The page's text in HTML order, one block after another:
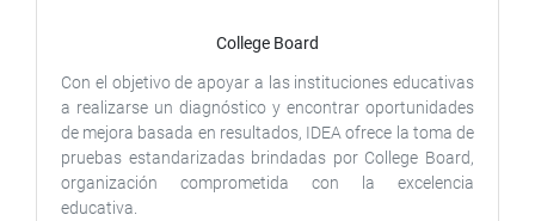
College Board
Con el objetivo de apoyar a las instituciones educativas
a realizarse un diagnóstico y encontrar oportunidades
de mejora basada en resultados, IDEA ofrece la toma de
pruebas estandarizadas brindadas por College Board,
organización comprometida con la excelencia
educativa.